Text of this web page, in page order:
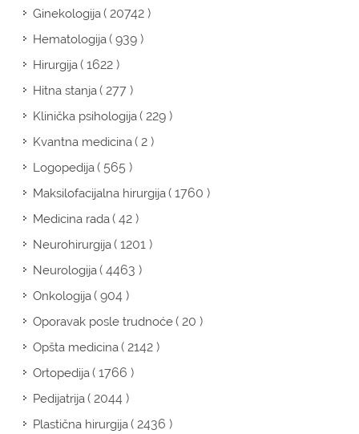
Ginekologija( 20742 )
Hematologija( 939 )
Hirurgija( 1622 )
Hitna stanja( 277 )
Klinička psihologija( 229 )
Kvantna medicina( 2 )
Logopedija( 565 )
Maksilofacijalna hirurgija( 1760 )
Medicina rada( 42 )
Neurohirurgija( 1201 )
Neurologija( 4463 )
Onkologija( 904 )
Oporavak posle trudnoće( 20 )
Opšta medicina( 2142 )
Ortopedija( 1766 )
Pedijatrija( 2044 )
Plastična hirurgija( 2436 )